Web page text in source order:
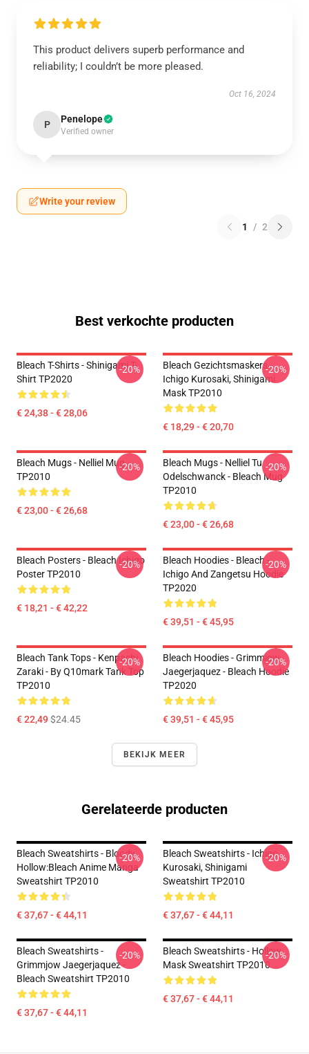
This product delivers superb performance and
reliability; I couldn’t be more pleased.
Oct 16, 2024
P Penelope
Verified owner
Write your review
1 / 2
Best verkochte producten
Bleach T-Shirts - Shinigami T-
Shirt TP2020
€ 24,38 - € 28,06
-20%
Bleach Gezichtsmaskers -
Ichigo Kurosaki, Shinigami
Mask TP2010
€ 18,29 - € 20,70
-20%
Bleach Mugs - Nelliel Mug
TP2010
€ 23,00 - € 26,68
-20%
Bleach Mugs - Nelliel Tu
Odelschwanck - Bleach Mug
TP2010
€ 23,00 - € 26,68
-20%
Bleach Posters - Bleach Ichigo
Poster TP2010
€ 18,21 - € 42,22
-20%
Bleach Hoodies - Bleach -
Ichigo And Zangetsu Hoodie
TP2020
€ 39,51 - € 45,95
-20%
Bleach Tank Tops - Kenpachi
Zaraki - By Q10mark Tank Top
TP2010
€ 22,49$24.45
-20%
Bleach Hoodies - Grimmjow
Jaegerjaquez - Bleach Hoodie
TP2020
€ 39,51 - € 45,95
-20%
BEKIJK MEER
Gerelateerde producten
Bleach Sweatshirts - Bloody
Hollow:Bleach Anime Manga
Sweatshirt TP2010
€ 37,67 - € 44,11
-20%
Bleach Sweatshirts - Ichigo
Kurosaki, Shinigami
Sweatshirt TP2010
€ 37,67 - € 44,11
-20%
Bleach Sweatshirts -
Grimmjow Jaegerjaquez -
Bleach Sweatshirt TP2010
€ 37,67 - € 44,11
-20%
Bleach Sweatshirts - Hollow
Mask Sweatshirt TP2010
€ 37,67 - € 44,11
-20%